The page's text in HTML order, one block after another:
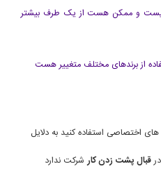
و ممکن هست از یک طرف بیشتر
از برندهای مختلف متغییر هست
های اختصاصی استفاده کنید به دلایل
قبال پشت زدن کار شرکت ندارد